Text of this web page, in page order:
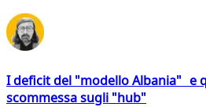
I deficit del "modello Albania" e
scommessa sugli "hub"